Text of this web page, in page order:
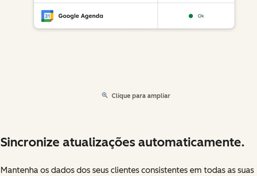
Clique para ampliar
Sincronize atualizações automaticamente.
Mantenha os dados dos seus clientes consistentes em todas as suas